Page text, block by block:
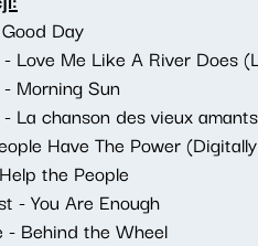
Day
Love Me Like A River Does
Morning Sun
La chanson des vieux amants
Have The Power
the People
- You Are Enough
- Behind the Wheel